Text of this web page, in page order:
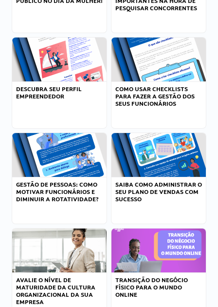
PESQUISAR CONCORRENTES
DESCUBRA SEU PERFIL
EMPREENDEDOR
COMO USAR CHECKLISTS
PARA FAZER A GESTÃO DOS
SEUS FUNCIONÁRIOS
GESTÃO DE PESSOAS: COMO
MOTIVAR FUNCIONÁRIOS E
DIMINUIR A ROTATIVIDADE?
SAIBA COMO ADMINISTRAR O
SEU PLANO DE VENDAS COM
SUCESSO
AVALIE O NÍVEL DE
MATURIDADE DA CULTURA
ORGANIZACIONAL DA SUA
EMPRESA
TRANSIÇÃO DO NEGÓCIO
FÍSICO PARA O MUNDO
ONLINE